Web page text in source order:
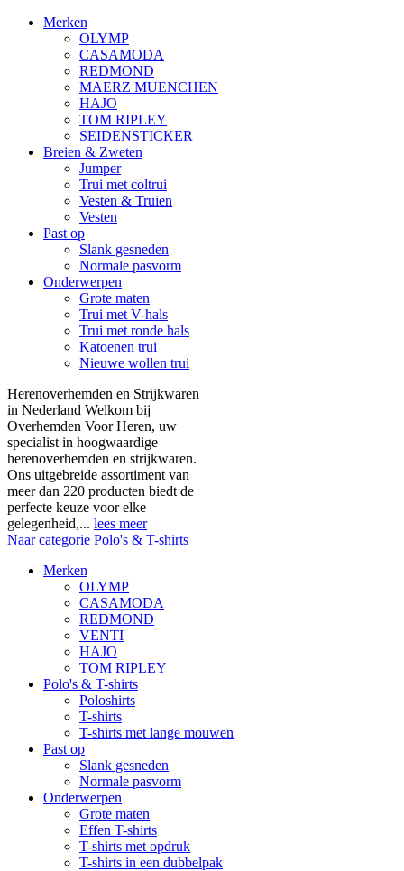
Merken
OLYMP
CASAMODA
REDMOND
MAERZ MUENCHEN
HAJO
TOM RIPLEY
SEIDENSTICKER
Breien & Zweten
Jumper
Trui met coltrui
Vesten & Truien
Vesten
Past op
Slank gesneden
Normale pasvorm
Onderwerpen
Grote maten
Trui met V-hals
Trui met ronde hals
Katoenen trui
Nieuwe wollen trui
Herenoverhemden en Strijkwaren
in Nederland Welkom bij
Overhemden Voor Heren, uw
specialist in hoogwaardige
herenoverhemden en strijkwaren.
Ons uitgebreide assortiment van
meer dan 220 producten biedt de
perfecte keuze voor elke
gelegenheid,... lees meer
Naar categorie Polo's & T-shirts
Merken
OLYMP
CASAMODA
REDMOND
VENTI
HAJO
TOM RIPLEY
Polo's & T-shirts
Poloshirts
T-shirts
T-shirts met lange mouwen
Past op
Slank gesneden
Normale pasvorm
Onderwerpen
Grote maten
Effen T-shirts
T-shirts met opdruk
T-shirts in een dubbelpak